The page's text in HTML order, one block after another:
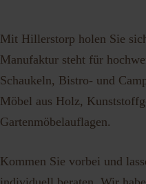
Mit Hillerstorp holen Sie
Manufaktur steht für
Schaukeln, Bistro- und
Möbel aus Holz,
Gartenmöbelauflagen.
Kommen Sie vorbei und